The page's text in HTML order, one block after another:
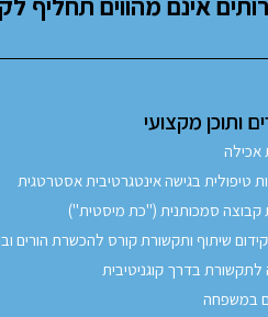
אינם מהווים תחליף
ותוכן מקצועי
אכילה
טיפולית בגישה אינטגרטיבית אסטרטגית
קבוצה סמכותנית ("כת מיסטית")
שיתוף ותקשורת קורס להכשרת הורים
בדרך קוגניטיבית
במשפחה